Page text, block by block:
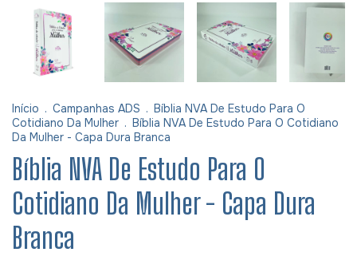
Início . Campanhas ADS . Bíblia NVA De Estudo Para O
Cotidiano Da Mulher . Bíblia NVA De Estudo Para O Cotidiano
Da Mulher - Capa Dura Branca
Bíblia NVA De Estudo Para O
Cotidiano Da Mulher - Capa Dura
Branca